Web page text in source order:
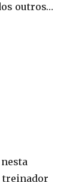
outros…
treinador